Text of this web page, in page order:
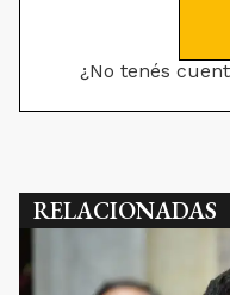
¿No tenés
RELACIONADAS